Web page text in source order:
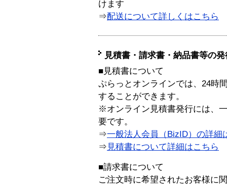
けます
⇒配送について詳しくはこちら
見積書・請求書・納品書等の
■見積書について
ぷらっとオンラインでは、24時
することができます。
※オンライン見積書発行には、
要です。
⇒一般法人会員（BizID）の詳細
⇒ 見積書について詳細はこちら
■請求書について
ご注文時に希望されたお客様に